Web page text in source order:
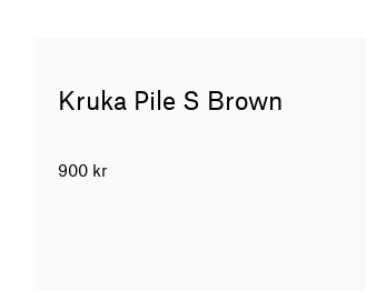
Kruka Pile S Brown
900 kr